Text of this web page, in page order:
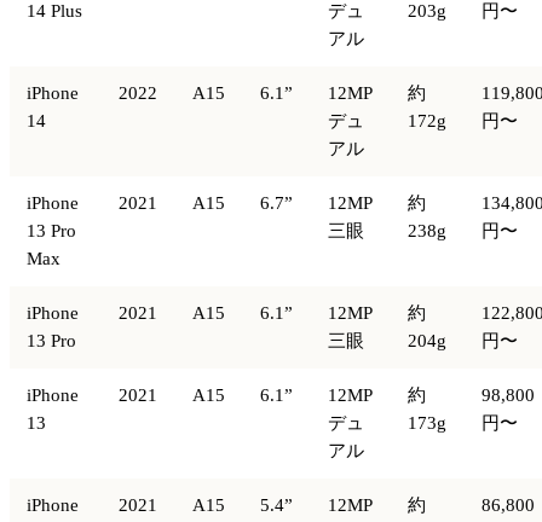
14 Plus
デュ
アル
203g
円〜
iPhone
14
2022 A15 6.1”
12MP
デュ
アル
約
172g
円〜
iPhone
13 Pro
Max
2021 A15 6.7”
12MP
三眼
約
238g
円〜
iPhone
13 Pro
2021 A15 6.1”
12MP
三眼
約
204g
円〜
iPhone
13
2021 A15 6.1”
12MP
デュ
アル
約
173g
98,800
円〜
iPhone
2021 A15 5.4”
12MP
約
86,800